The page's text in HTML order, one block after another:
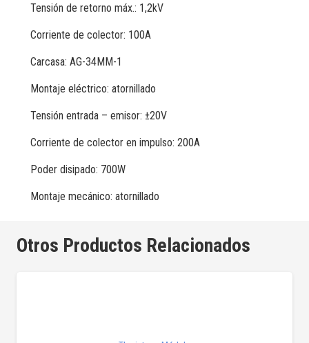
Tensión de retorno máx.: 1,2kV
Corriente de colector: 100A
Carcasa: AG-34MM-1
Montaje eléctrico: atornillado
Tensión entrada – emisor: ±20V
Corriente de colector en impulso: 200A
Poder disipado: 700W
Montaje mecánico: atornillado
Otros Productos Relacionados